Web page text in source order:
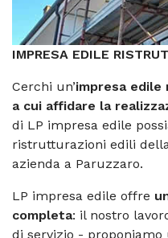
IMPRESA EDILE
Cerchi un’impresa
a cui affidare la
di LP impresa edile
ristrutturazioni edili
azienda a Paruzzaro.
LP impresa edile offre
completa: il nostro
di servizio - proponiamo